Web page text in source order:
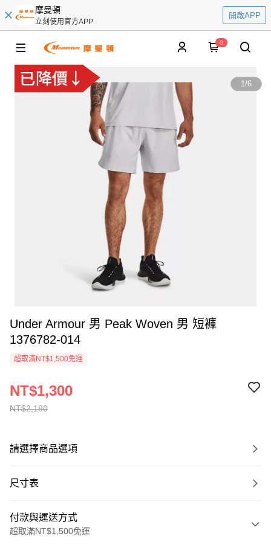
摩曼頓
立刻使用官方APP
開啟APP
0
1/6
Under Armour 男 Peak Woven 男 短褲
1376782-014
超取滿NT$1,500免運
NT$2,180
NT$1,300
請選擇商品選項
尺寸表
付款與運送方式
超取滿NT$1,500免運